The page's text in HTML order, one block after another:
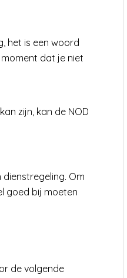
het is een woord
dat je niet
kan zijn, kan de NOD
Om
goed bij moeten
de volgende